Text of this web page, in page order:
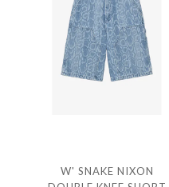
W' SNAKE NIXON